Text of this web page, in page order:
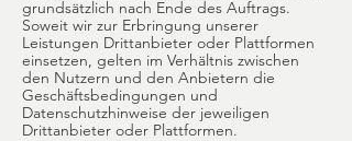
grundsätzlich nach Ende des Auftrags.
Soweit wir zur Erbringung unserer
Leistungen Drittanbieter oder Plattformen
einsetzen, gelten im Verhältnis zwischen
den Nutzern und den Anbietern die
Geschäftsbedingungen und
Datenschutzhinweise der jeweiligen
Drittanbieter oder Plattformen.